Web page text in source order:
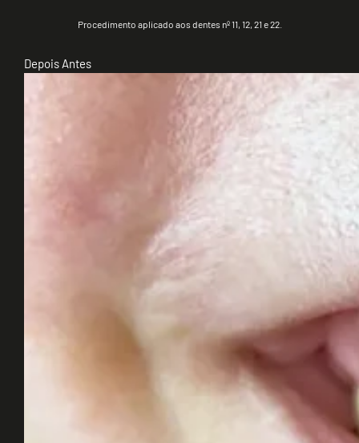
Procedimento aplicado aos dentes nº 11, 12, 21 e 22.
Depois Antes